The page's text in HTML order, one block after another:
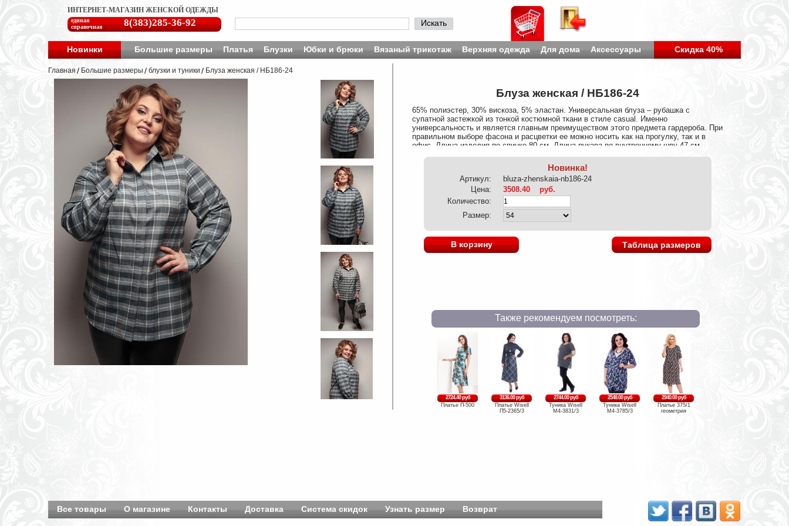
ИНТЕРНЕТ-МАГАЗИН ЖЕНСКОЙ ОДЕЖДЫ
единая
справочная
8(383)285-36-92 Искать
Новинки Большие размеры Платья Блузки Юбки и брюки Вязаный трикотаж Верхняя одежда Для дома Аксессуары Скидка 40%
Главная Большие размеры блузки и туники Блуза женская / НБ186-24
Блуза женская / НБ186-24
65% полиэстер, 30% вискоза, 5% эластан. Универсальная блуза – рубашка с
супатной застежкой из тонкой костюмной ткани в стиле casual. Именно
универсальность и является главным преимуществом этого предмета гардероба. При
правильном выборе фасона и расцветки ее можно носить как на прогулку, так и в
офис. Длина изделия по спинке 80 см. Длина рукава по внутреннему шву 47 см.
Новинка!
Артикул:
bluza-zhenskaia-nb186-24
Цена:
3508.40
руб.
Количество:
Размер:
В корзину Таблица размеров
Также рекомендуем посмотреть:
2724.40 руб
Платье П-500
3136.00 руб
Платье Wisell
П5-2365/3
2744.00 руб
Туника Wisell
М4-3831/3
2548.00 руб
Туника Wisell
М4-3785/3
2940.00 руб
Платье 375/1
геометрия
Все товары О магазине Контакты Доставка Система скидок Узнать размер Возврат